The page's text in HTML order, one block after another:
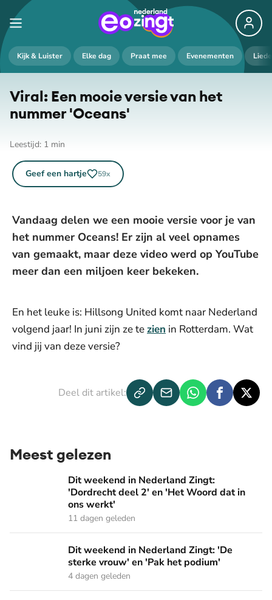
Kijk & Luister Elke dag Praat mee Evenementen
De weergave van deze video vereist jouw
toestemming voor social media cookies.
Viral: Een mooie versie van het
nummer 'Oceans'
Leestijd: 1 min
Geef een hartje 59x
Vandaag delen we een mooie versie voor je van
het nummer Oceans! Er zijn al veel opnames
van gemaakt, maar deze video werd op YouTube
meer dan een miljoen keer bekeken.
En het leuke is: Hillsong United komt naar Nederland
volgend jaar! In juni zijn ze tezien in Rotterdam. Wat
vind jij van deze versie?
Deel dit artikel:
Meest gelezen
Dit weekend in Nederland Zingt: 'Dordrecht deel 2' en
Dit weekend in Nederland Zingt:
'Dordrecht deel 2' en 'Het Woord dat in
ons werkt'
11 dagen geleden
Dit weekend in Nederland Zingt: 'De sterke vrouw' en 'Pak
Dit weekend in Nederland Zingt: 'De
sterke vrouw' en 'Pak het podium'
4 dagen geleden